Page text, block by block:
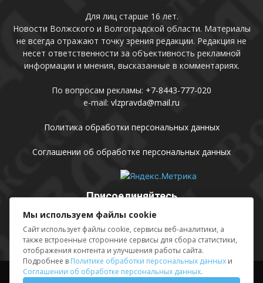
Для лиц старше 16 лет.
Новости Волжского и Волгоградской области. Материалы
не всегда отражают точку зрения редакции. Редакция не
несет ответственности за объективность рекламной
информации и мнения, высказанные в комментариях.
По вопросам рекламы: +7-8443-777-020
e-mail: vlzpravda@mail.ru
Политика обработки персональных данных
Соглашении об обработке персональных данных
Присоединяйтесь
Выходные данные Sing in
Мы используем файлы cookie
Сайт использует файлы cookie, сервисы веб-аналитики, а
также встроенные сторонние сервисы для сбора статистики,
отображения контента и улучшения работы сайта.
Подробнее в Политике обработки персональных данных и
Соглашении об обработке персональных данных.